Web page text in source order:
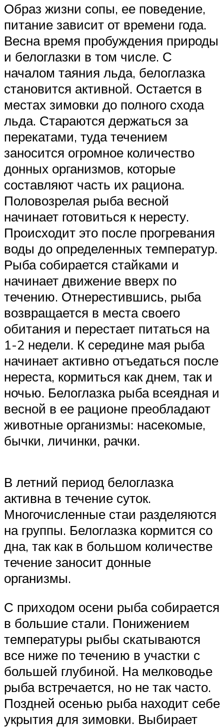
Образ жизни сопы, ее поведение,
питание зависит от времени года.
Весна время пробуждения природы
и белоглазки в том числе. С
началом таяния льда, белоглазка
становится активной. Остается в
местах зимовки до полного схода
льда. Стараются держаться за
перекатами, туда течением
заносится огромное количество
донных организмов, которые
составляют часть их рациона.
Половозрелая рыба весной
начинает готовиться к нересту.
Происходит это после прогревания
воды до определенных температур.
Рыба собирается стайками и
начинает движение вверх по
течению. Отнерестившись, рыба
возвращается в места своего
обитания и перестает питаться на
1-2 недели. К середине мая рыба
начинает активно отъедаться после
нереста, кормиться как днем, так и
ночью. Белоглазка рыба всеядная и
весной в ее рационе преобладают
животные организмы: насекомые,
бычки, личинки, рачки.
В летний период белоглазка
активна в течение суток.
Многочисленные стаи разделяются
на группы. Белоглазка кормится со
дна, так как в большом количестве
течение заносит донные
организмы.
С приходом осени рыба собирается
в большие стали. Понижением
температуры рыбы скатываются
все ниже по течению в участки с
большей глубиной. На мелководье
рыба встречается, но не так часто.
Поздней осенью рыба находит себе
укрытия для зимовки. Выбирает